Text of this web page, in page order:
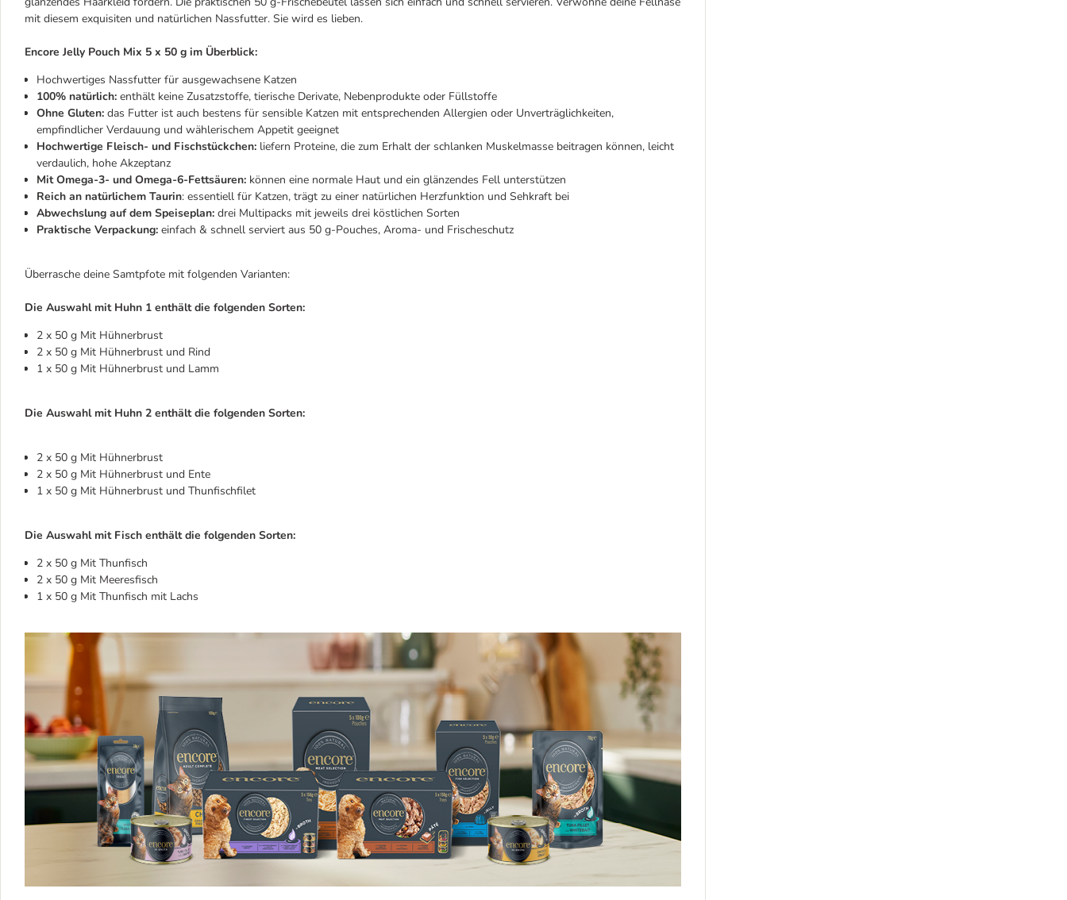
mit diesem exquisiten und natürlichen Nassfutter. Sie wird es lieben.
Encore Jelly Pouch Mix 5 x 50 g im Überblick:
Hochwertiges Nassfutter für ausgewachsene Katzen
100% natürlich: enthält keine Zusatzstoffe, tierische Derivate, Nebenprodukte oder Füllstoffe
Ohne Gluten: das Futter ist auch bestens für sensible Katzen mit entsprechenden Allergien oder Unverträglichkeiten,
empfindlicher Verdauung und wählerischem Appetit geeignet
Hochwertige Fleisch- und Fischstückchen: liefern Proteine, die zum Erhalt der schlanken Muskelmasse beitragen können, leicht
verdaulich, hohe Akzeptanz
Mit Omega-3- und Omega-6-Fettsäuren: können eine normale Haut und ein glänzendes Fell unterstützen
Reich an natürlichem Taurin: essentiell für Katzen, trägt zu einer natürlichen Herzfunktion und Sehkraft bei
Abwechslung auf dem Speiseplan: drei Multipacks mit jeweils drei köstlichen Sorten
Praktische Verpackung: einfach & schnell serviert aus 50 g-Pouches, Aroma- und Frischeschutz
Überrasche deine Samtpfote mit folgenden Varianten:
Die Auswahl mit Huhn 1 enthält die folgenden Sorten:
2 x 50 g Mit Hühnerbrust
2 x 50 g Mit Hühnerbrust und Rind
1 x 50 g Mit Hühnerbrust und Lamm
Die Auswahl mit Huhn 2 enthält die folgenden Sorten:
2 x 50 g Mit Hühnerbrust
2 x 50 g Mit Hühnerbrust und Ente
1 x 50 g Mit Hühnerbrust und Thunfischfilet
Die Auswahl mit Fisch enthält die folgenden Sorten:
2 x 50 g Mit Thunfisch
2 x 50 g Mit Meeresfisch
1 x 50 g Mit Thunfisch mit Lachs